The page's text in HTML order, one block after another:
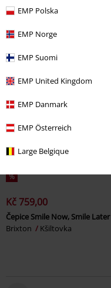
EMP Polska
EMP Norge
EMP Suomi
EMP United Kingdom
EMP Danmark
EMP Österreich
Large Belgique
Potter Kšiltovka
%
Kč 759,00
Čepice Smile Now, Smile Later
Brixton
Kšiltovka